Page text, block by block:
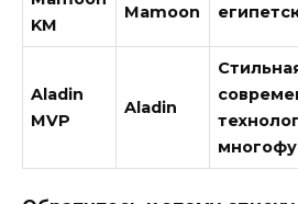
KM
Mamoon
Aladin
MVP
Aladin